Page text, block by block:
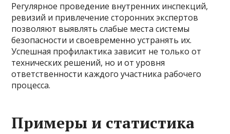
Регулярное проведение внутренних инспекций,
ревизий и привлечение сторонних экспертов
позволяют выявлять слабые места системы
безопасности и своевременно устранять их.
Успешная профилактика зависит не только от
технических решений, но и от уровня
ответственности каждого участника рабочего
процесса.
Примеры и статистика